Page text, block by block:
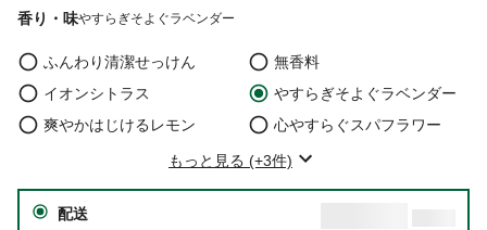
香り・味やすらぎそよぐラベンダー
ふんわり清潔せっけん
無香料
イオンシトラス
やすらぎそよぐラベンダー
爽やかはじけるレモン
心やすらぐスパフラワー
もっと見る (+3件)
配送